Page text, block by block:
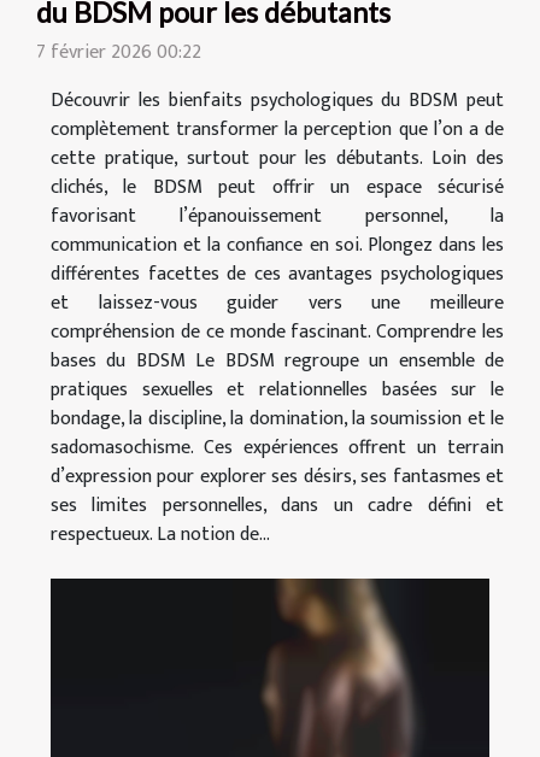
du BDSM pour les débutants
7 février 2026 00:22
Découvrir les bienfaits psychologiques du BDSM peut
complètement transformer la perception que l’on a de
cette pratique, surtout pour les débutants. Loin des
clichés, le BDSM peut offrir un espace sécurisé
favorisant l’épanouissement personnel, la
communication et la confiance en soi. Plongez dans les
différentes facettes de ces avantages psychologiques
et laissez-vous guider vers une meilleure
compréhension de ce monde fascinant. Comprendre les
bases du BDSM Le BDSM regroupe un ensemble de
pratiques sexuelles et relationnelles basées sur le
bondage, la discipline, la domination, la soumission et le
sadomasochisme. Ces expériences offrent un terrain
d’expression pour explorer ses désirs, ses fantasmes et
ses limites personnelles, dans un cadre défini et
respectueux. La notion de...